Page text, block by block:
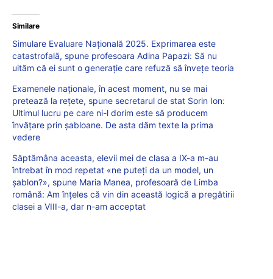
Similare
Simulare Evaluare Națională 2025. Exprimarea este
catastrofală, spune profesoara Adina Papazi: Să nu
uităm că ei sunt o generație care refuză să învețe teoria
Examenele naționale, în acest moment, nu se mai
pretează la rețete, spune secretarul de stat Sorin Ion:
Ultimul lucru pe care ni-l dorim este să producem
învățare prin șabloane. De asta dăm texte la prima
vedere
Săptămâna aceasta, elevii mei de clasa a IX-a m-au
întrebat în mod repetat «ne puteți da un model, un
șablon?», spune Maria Manea, profesoară de Limba
română: Am înțeles că vin din această logică a pregătirii
clasei a VIII-a, dar n-am acceptat